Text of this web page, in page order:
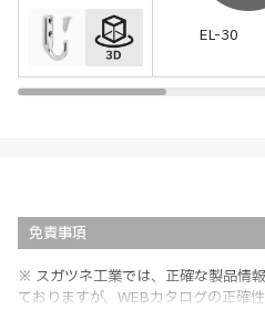
EL-30
免責事項
※ スガツネ工業では、正確な製品情
ておりますが、WEBカタログの正確